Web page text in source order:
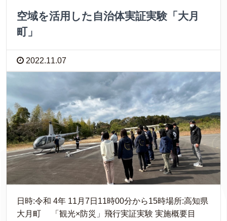
空域を活用した自治体実証実験「大月
町」
2022.11.07
日時:令和 4年 11月7日11時00分から15時場所:高知県
大月町 「観光×防災」飛行実証実験 実施概要目